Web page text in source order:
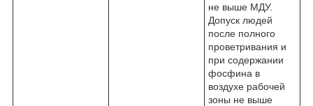
не выше МДУ.
Допуск людей
после полного
проветривания и
при содержании
фосфина в
воздухе рабочей
зоны не выше